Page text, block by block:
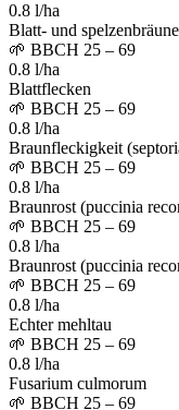
0.8 l/ha
Blatt- und
🌱 BBCH 25 – 69
0.8 l/ha
Blattflecken
🌱 BBCH 25 – 69
0.8 l/ha
Braunfleckigkeit
🌱 BBCH 25 – 69
0.8 l/ha
Braunrost (puccinia
🌱 BBCH 25 – 69
0.8 l/ha
Braunrost (puccinia
🌱 BBCH 25 – 69
0.8 l/ha
Echter mehltau
🌱 BBCH 25 – 69
0.8 l/ha
Fusarium culmorum
🌱 BBCH 25 – 69